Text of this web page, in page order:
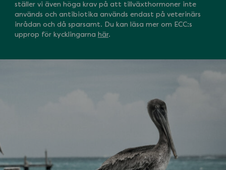
ställer vi även höga krav på att tillväxthormoner inte
används och antibiotika används endast på veterinärs
inrådan och då sparsamt. Du kan läsa mer om ECC:s
upprop för kycklingarna här.